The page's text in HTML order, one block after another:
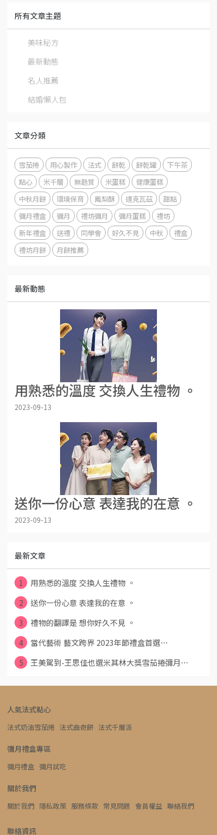
所有文章主題
美味秘方
最新動態
名人推薦
結婚懶人包
文章分類
雪茄捲 用心製作 法式 餅乾 餅乾罐
下午茶
點心
米千層 無麩質 米蛋糕
健康蛋糕
中秋月餅
環境保育 鳳梨酥 達克瓦茲
甜點
彌月禮盒
彌月 禮坊彌月 彌月蛋糕
禮坊
新年禮盒
送禮 同學會 好久不見 中秋
禮盒
禮坊月餅
月餅推薦
最新動態
用熟悉的溫度 交換人生禮物 。
2023-09-13
送你一份心意 表達我的在意 。
2023-09-13
最新文章
1
用熟悉的溫度 交換人生禮物 。
2
送你一份心意 表達我的在意 。
3
禮物的翻譯是 想你好久不見 。
4
當代藝術 藝文跨界 2023年節禮盒首選⋯
5
王美駕到-王思佳也選米其林大獎雪茄捲彌月⋯
人氣法式點心
法式奶油雪茄捲 法式曲奇餅 法式千層派
彌月禮盒專區
彌月禮盒 彌月試吃
關於我們
關於我們 隱私政策 服務條款 常見問題 會員權益 聯絡我們
聯絡資訊